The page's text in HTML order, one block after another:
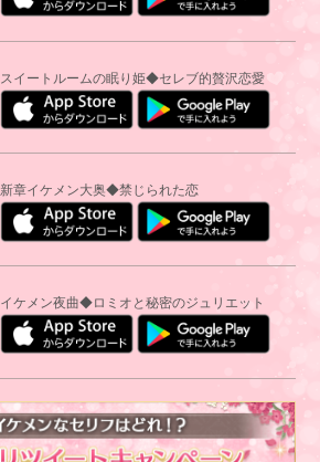
スイートルームの眠り姫◆セレブ的贅沢恋愛
新章イケメン大奥◆禁じられた恋
イケメン夜曲◆ロミオと秘密のジュリエット